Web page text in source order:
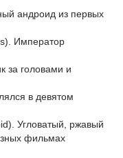
андроид из первых
Император
за головами и
в девятом
Угловатый, ржавый
фильмах